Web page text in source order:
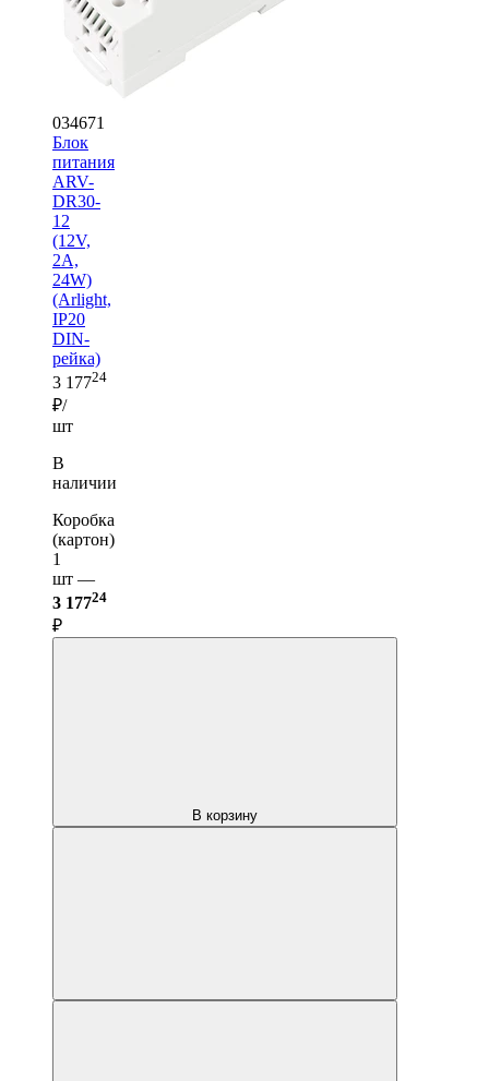
034671
Блок
питания
ARV-
DR30-
12
(12V,
2A,
24W)
(Arlight,
IP20
DIN-
рейка)
3 17724
₽/
шт
В
наличии
Коробка
(картон)
1
шт —
3 17724
₽
В корзину